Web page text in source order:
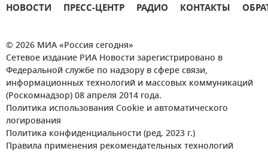
НОВОСТИ ПРЕСС-ЦЕНТР РАДИО КОНТАКТЫ
© 2026 МИА «Россия сегодня»
Сетевое издание РИА Новости зарегистрировано в
Федеральной службе по надзору в сфере связи,
информационных технологий и массовых коммуникаций
(Роскомнадзор) 08 апреля 2014 года.
Политика использования Cookie и автоматического
логирования
Политика конфиденциальности (ред. 2023 г.)
Правила применения рекомендательных технологий